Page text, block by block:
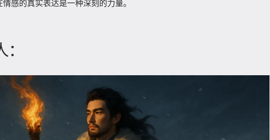
感的真实表达是一种深刻的力量。